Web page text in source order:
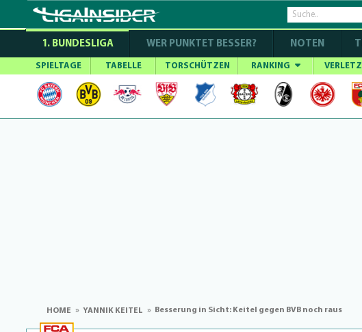
1. BUNDESLIGA WER PUNKTET BESSER? NOTEN
SPIELTAGE TABELLE TORSCHÜTZEN RANKING
HOME YANNIK KEITEL Besserung in Sicht: Keitel gegen BVB noch raus